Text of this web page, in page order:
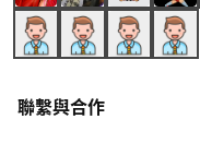
聯繫與合作